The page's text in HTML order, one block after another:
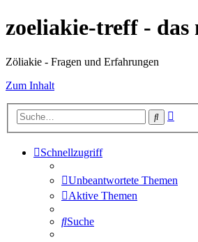
zoeliakie-treff - das
Zöliakie - Fragen und Erfahrungen
Zum Inhalt
Suche
Schnellzugriff
Unbeantwortete Themen
Aktive Themen
Suche